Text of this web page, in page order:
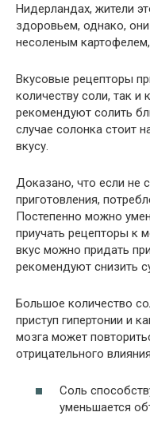
Нидерландах, жители
здоровьем, однако,
несоленым
Вкусовые рецепторы
количеству соли, так и
рекомендуют солить
случае солонка стоит
вкусу.
Доказано, что если не
приготовления,
Постепенно можно
приучать рецепторы к
вкус можно придать
рекомендуют снизить
Большое количество
приступ гипертонии и
мозга может
отрицательного
Соль
уменьшается